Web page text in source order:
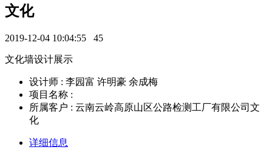
文化
2019-12-04 10:04:55 45
文化墙设计展示
设计师 : 李园富 许明豪 余成梅
项目名称 :
所属客户 : 云南云岭高原山区公路检测工厂有限公司文
化
详细信息